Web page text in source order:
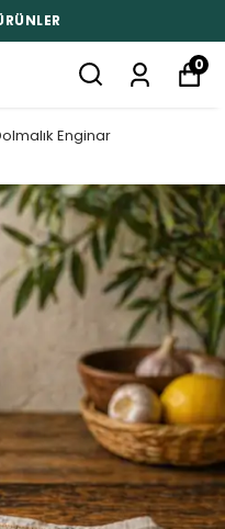
0
Enginar